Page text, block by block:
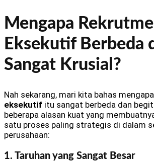
Mengapa
Eksekutif Berbeda
Sangat Krusial?
Nah sekarang, mari kita bahas mengapa
eksekutif itu sangat berbeda dan
beberapa alasan kuat yang
satu proses paling strategis di dalam
perusahaan:
1. Taruhan yang Sangat Besar